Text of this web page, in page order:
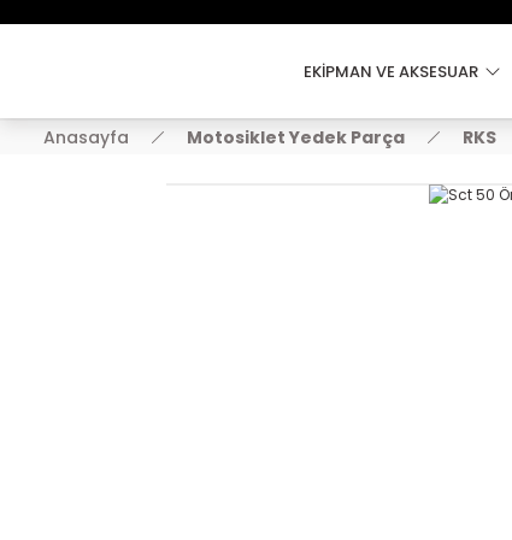
EKİPMAN VE AKSESUAR
Anasayfa Motosiklet Yedek Parça RKS